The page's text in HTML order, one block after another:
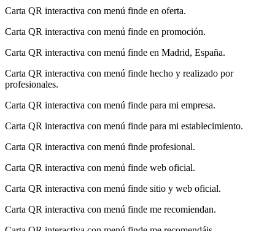
Carta QR interactiva con menú finde en oferta.
Carta QR interactiva con menú finde en promoción.
Carta QR interactiva con menú finde en Madrid, España.
Carta QR interactiva con menú finde hecho y realizado por
profesionales.
Carta QR interactiva con menú finde para mi empresa.
Carta QR interactiva con menú finde para mi establecimiento.
Carta QR interactiva con menú finde profesional.
Carta QR interactiva con menú finde web oficial.
Carta QR interactiva con menú finde sitio y web oficial.
Carta QR interactiva con menú finde me recomiendan.